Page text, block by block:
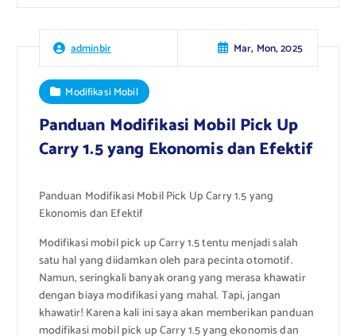
adminbir Mar, Mon, 2025
Modifikasi Mobil
Panduan Modifikasi Mobil Pick Up
Carry 1.5 yang Ekonomis dan Efektif
Panduan Modifikasi Mobil Pick Up Carry 1.5 yang
Ekonomis dan Efektif
Modifikasi mobil pick up Carry 1.5 tentu menjadi salah
satu hal yang diidamkan oleh para pecinta otomotif.
Namun, seringkali banyak orang yang merasa khawatir
dengan biaya modifikasi yang mahal. Tapi, jangan
khawatir! Karena kali ini saya akan memberikan panduan
modifikasi mobil pick up Carry 1.5 yang ekonomis dan